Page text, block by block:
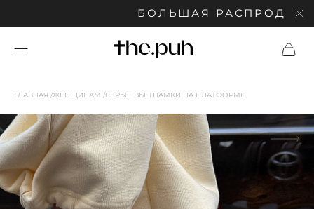
БОЛЬШАЯ РАСПРОДАЖА:
ГЛАВНАЯ ЖЕНЩИНАМ СЕРЫЕ ВЬЕТНАМКИ НА ПЛАТФОРМЕ